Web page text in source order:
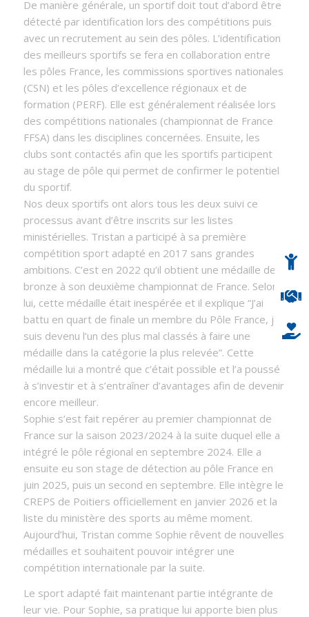
De manière générale, un sportif doit tout d’abord être
détecté par identification lors des compétitions puis
avec un recrutement au sein des pôles. L’identification
des meilleurs sportifs se fera en collaboration entre
les pôles France, les commissions sportives nationales
(CSN) et les pôles d’excellence régionaux et de
formation (PERF). Elle est généralement réalisée lors
des compétitions nationales (championnat de France
FFSA) dans les disciplines concernées. Ensuite, les
clubs sont contactés afin que les sportifs participent
au stage de pôle qui permet de confirmer le potentiel
du sportif.
Nos deux sportifs ont alors tous les deux suivi ce
processus avant d’être inscrits sur les listes
ministérielles. Tristan a participé à sa première
compétition sport adapté en 2017 sans grandes
ambitions. C’est en 2022 qu’il obtient une médaille de
bronze à son deuxième championnat de France. Selon
lui, cette médaille était inespérée et il explique “J’ai
battu en quart de finale un membre du Pôle France, je
suis devenu l’un des plus mal classés à faire une
médaille dans la catégorie la plus relevée”. Cette
médaille lui a montré que c’était possible et l’a poussé
à s’investir et à s’entraîner d’avantages afin de devenir
encore meilleur.
Sophie s’est fait repérer au premier championnat de
France sur la saison 2023/2024 à la suite duquel elle a
intégré le pôle régional en septembre 2024. Elle a
ensuite eu son stage de détection au pôle France en
juin 2025, puis un second en septembre. Elle intègre le
CREPS de Poitiers officiellement en janvier 2026 et la
liste du ministère des sports au même moment.
Aujourd’hui, Tristan comme Sophie rêvent de nouvelles
médailles et souhaitent pouvoir intégrer une
compétition internationale par la suite.
Le sport adapté fait maintenant partie intégrante de
leur vie. Pour Sophie, sa pratique lui apporte bien plus